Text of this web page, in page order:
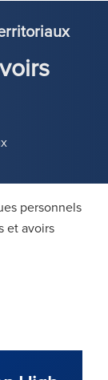
personnels
et avoirs